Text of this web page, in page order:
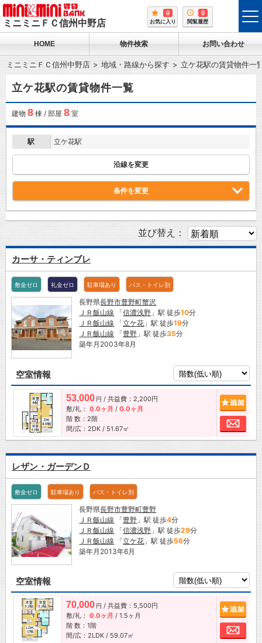
ミニミニＦＣ信州中野店
0
お気に入り
0
閲覧履歴
HOME 物件検索 お問い合わせ
ミニミニＦＣ信州中野店 地域・路線から探す 立ケ花駅の賃貸物件一
立ケ花駅の賃貸物件一覧
建物 8棟 / 部屋 8室
駅 立ケ花駅
沿線を変更
条件を変更
並び替え：
カーサ・ティンブレ
敷金ゼロ 礼金ゼロ 駐車場あり バス・トイレ別
長野県長野市豊野町蟹沢
ＪＲ飯山線 「信濃浅野 」駅 徒歩10分
ＪＲ飯山線 「立ケ花 」駅 徒歩19分
ＪＲ飯山線 「豊野 」駅 徒歩35分
築年月2003年8月
空室情報
53,000 円 / 共益費：2,200円
敷/礼： 0.0ヶ月 / 0.0ヶ月
階 数：2階
間/広：2DK / 51.67㎡
お
レザン・ガーデンＤ
敷金ゼロ 駐車場あり バス・トイレ別
長野県長野市豊野町豊野
ＪＲ飯山線 「豊野 」駅 徒歩4分
ＪＲ飯山線 「信濃浅野 」駅 徒歩29分
ＪＲ飯山線 「立ケ花 」駅 徒歩56分
築年月2013年6月
空室情報
70,000 円 / 共益費：5,500円
敷/礼： 0.0ヶ月 / 1.5ヶ月
階 数：1階
間/広：2LDK / 59.07㎡
お